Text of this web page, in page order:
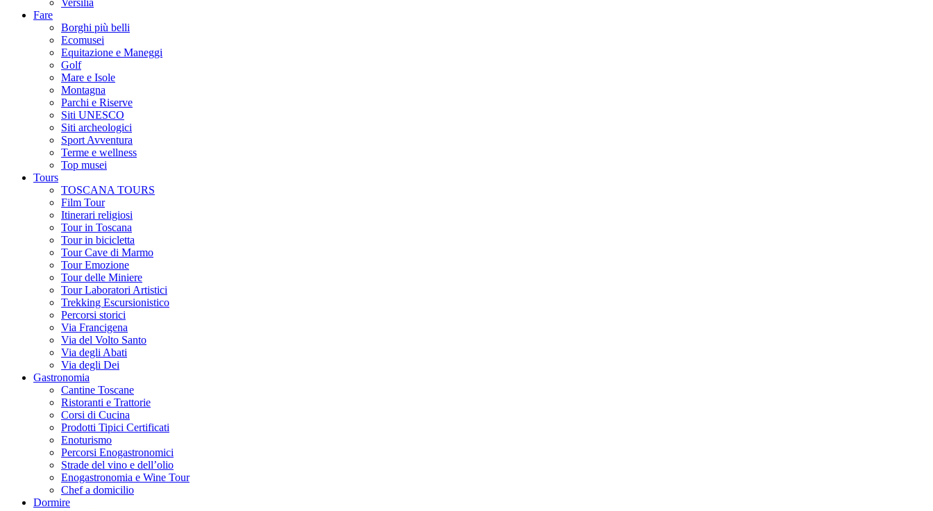
Versilia
Fare
Borghi più belli
Ecomusei
Equitazione e Maneggi
Golf
Mare e Isole
Montagna
Parchi e Riserve
Siti UNESCO
Siti archeologici
Sport Avventura
Terme e wellness
Top musei
Tours
TOSCANA TOURS
Film Tour
Itinerari religiosi
Tour in Toscana
Tour in bicicletta
Tour Cave di Marmo
Tour Emozione
Tour delle Miniere
Tour Laboratori Artistici
Trekking Escursionistico
Percorsi storici
Via Francigena
Via del Volto Santo
Via degli Abati
Via degli Dei
Gastronomia
Cantine Toscane
Ristoranti e Trattorie
Corsi di Cucina
Prodotti Tipici Certificati
Enoturismo
Percorsi Enogastronomici
Strade del vino e dell’olio
Enogastronomia e Wine Tour
Chef a domicilio
Dormire